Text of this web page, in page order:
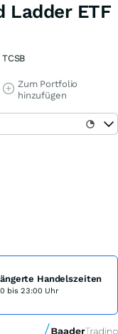
Ladder ETF
TCSB
Zum Portfolio
hinzufügen
Handelszeiten
bis 23:00 Uhr